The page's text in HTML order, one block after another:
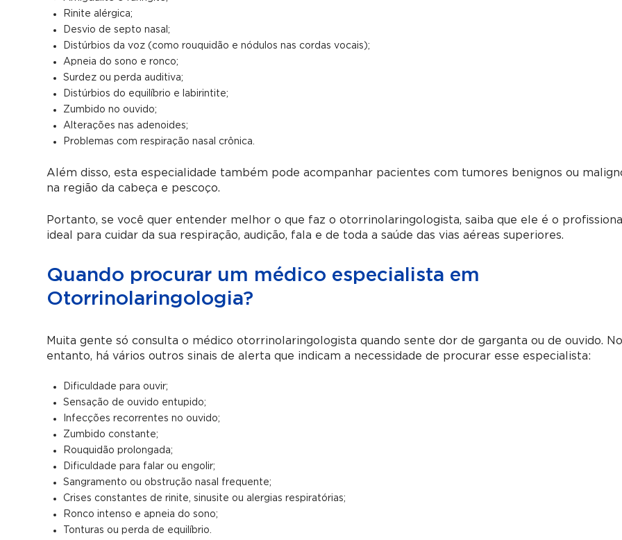
Rinite alérgica;
Desvio de septo nasal;
Distúrbios da voz (como rouquidão e nódulos nas cordas vocais);
Apneia do sono e ronco;
Surdez ou perda auditiva;
Distúrbios do equilíbrio e labirintite;
Zumbido no ouvido;
Alterações nas adenoides;
Problemas com respiração nasal crônica.
Além disso, esta especialidade também pode acompanhar pacientes com tumores benignos ou
na região da cabeça e pescoço.
Portanto, se você quer entender melhor o que faz o otorrinolaringologista, saiba que ele é o
ideal para cuidar da sua respiração, audição, fala e de toda a saúde das vias aéreas superiores.
Quando procurar um médico especialista em
Otorrinolaringologia?
Muita gente só consulta o médico otorrinolaringologista quando sente dor de garganta ou de ouvido.
entanto, há vários outros sinais de alerta que indicam a necessidade de procurar esse especialista:
Dificuldade para ouvir;
Sensação de ouvido entupido;
Infecções recorrentes no ouvido;
Zumbido constante;
Rouquidão prolongada;
Dificuldade para falar ou engolir;
Sangramento ou obstrução nasal frequente;
Crises constantes de rinite, sinusite ou alergias respiratórias;
Ronco intenso e apneia do sono;
Tonturas ou perda de equilíbrio.